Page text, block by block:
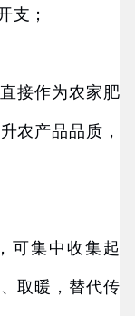
支；
接作为农家肥
农产品品质，
可集中收集起
取暖，替代传